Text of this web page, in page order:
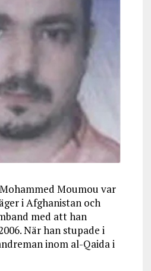
Moumou var
i Afghanistan och
med att han
När han stupade i
inom al-Qaida i